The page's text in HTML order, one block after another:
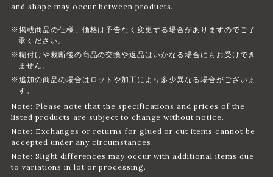
and shape may occur between products.
※掲載商品の仕様、価格は予告なく変更する場合がありますのでご了
承ください。
※糊付けや裁断後の商品の交換や返品はいかなる場合にもお受けでき
ません。
※追加の商品の場合はロットや加工により多少異なる場合がございま
す。
Note: Please note that the specifications and prices of the
listed products are subject to change without notice.
Note: Exchanges or returns for glued or cut items cannot be
accepted under any circumstances.
Note: Slight differences may occur with additional items due
to variations in lot or processing.